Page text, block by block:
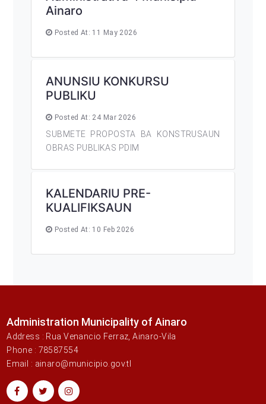
Ainaro
Posted At: 11 May 2026
ANUNSIU KONKURSU
PUBLIKU
Posted At: 24 Mar 2026
SUBMETE PROPOSTA BA KONSTRUSAUN
OBRAS PUBLIKAS PDIM
KALENDARIU PRE-
KUALIFIKSAUN
Posted At: 10 Feb 2026
Administration Municipality of Ainaro
Address : Rua Venancio Ferraz, Ainaro-Vila
Phone : 78587554
Email : ainaro@municipio.gov.tl